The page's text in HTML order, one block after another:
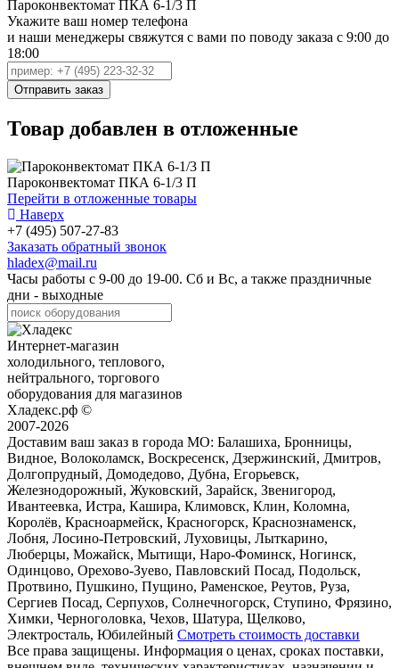
Пароконвектомат ПКА 6-1/3 П
Укажите ваш номер телефона
и наши менеджеры свяжутся с вами по поводу заказа с 9:00 до
18:00
Товар добавлен в отложенные
Пароконвектомат ПКА 6-1/3 П
Перейти в отложенные товары
Наверх
+7 (495) 507-27-83
Заказать обратный звонок
hladex@mail.ru
Часы работы с 9-00 до 19-00. Сб и Вс, а также праздничные
дни - выходные
Интернет-магазин
холодильного, теплового,
нейтрального, торгового
оборудования для магазинов
Хладекс.рф ©
2007-2026
Доставим ваш заказ в города МО: Балашиха, Бронницы,
Видное, Волоколамск, Воскресенск, Дзержинский, Дмитров,
Долгопрудный, Домодедово, Дубна, Егорьевск,
Железнодорожный, Жуковский, Зарайск, Звенигород,
Ивантеевка, Истра, Кашира, Климовск, Клин, Коломна,
Королёв, Красноармейск, Красногорск, Краснознаменск,
Лобня, Лосино-Петровский, Луховицы, Лыткарино,
Люберцы, Можайск, Мытищи, Наро-Фоминск, Ногинск,
Одинцово, Орехово-Зуево, Павловский Посад, Подольск,
Протвино, Пушкино, Пущино, Раменское, Реутов, Руза,
Сергиев Посад, Серпухов, Солнечногорск, Ступино, Фрязино,
Химки, Черноголовка, Чехов, Шатура, Щелково,
Электросталь, Юбилейный Смотреть стоимость доставки
Все права защищены. Информация о ценах, сроках поставки,